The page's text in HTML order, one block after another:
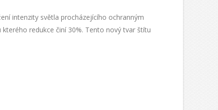
intenzity světla procházejícího ochranným
redukce činí 30%. Tento nový tvar štítu